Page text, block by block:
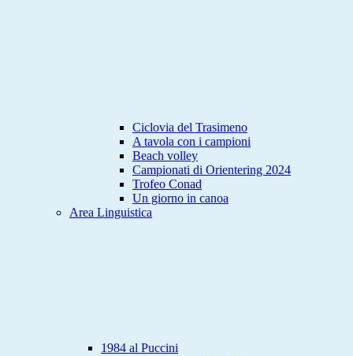
Ciclovia del Trasimeno
A tavola con i campioni
Beach volley
Campionati di Orientering 2024
Trofeo Conad
Un giorno in canoa
Area Linguistica
1984 al Puccini